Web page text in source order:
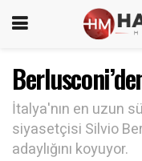
İtalya'nın en uzun
siyasetçisi Silvio
adaylığını koyuyor.